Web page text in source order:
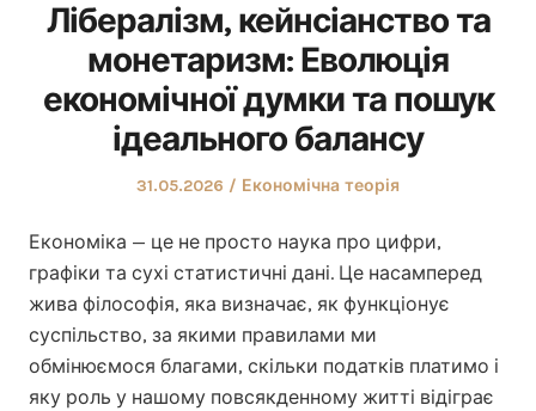
Лібералізм, кейнсіанство та
монетаризм: Еволюція
економічної думки та пошук
ідеального балансу
Оприлюднено
31.05.2026
Опублікувати
Економічна теорія
Економіка — це не просто наука про цифри,
графіки та сухі статистичні дані. Це насамперед
жива філософія, яка визначає, як функціонує
суспільство, за якими правилами ми
обмінюємося благами, скільки податків платимо і
яку роль у нашому повсякденному житті відіграє